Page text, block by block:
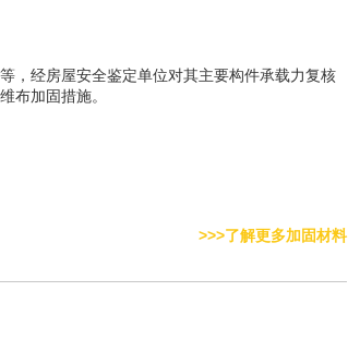
，经房屋安全鉴定单位对其主要构件承载力复核
布加固措施。
>>>了解更多加固材料